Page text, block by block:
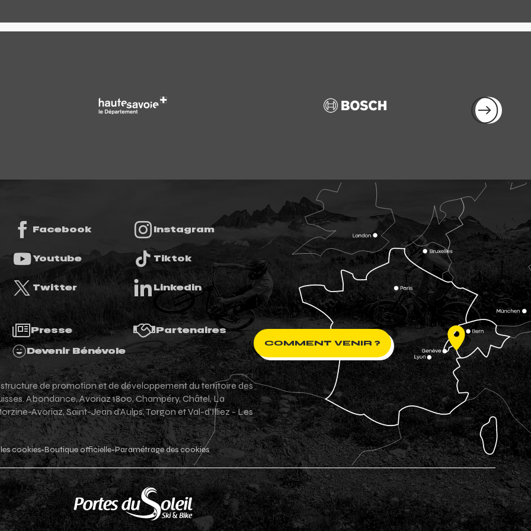
Facebook Instagram
Youtube Tiktok
Twitter Linkedin
Presse Partenaires
Devenir Bénévole
de promotion et de développement du territoire des
Abondance, Avoriaz 1800, Champéry, Châtel, La
Avoriaz, Saint-Jean d'Aulps, Torgon et Val-d'Illiez - Les
cookies-Boutique officielle-Paramétrage des cookies
COMMENT VENIR ?